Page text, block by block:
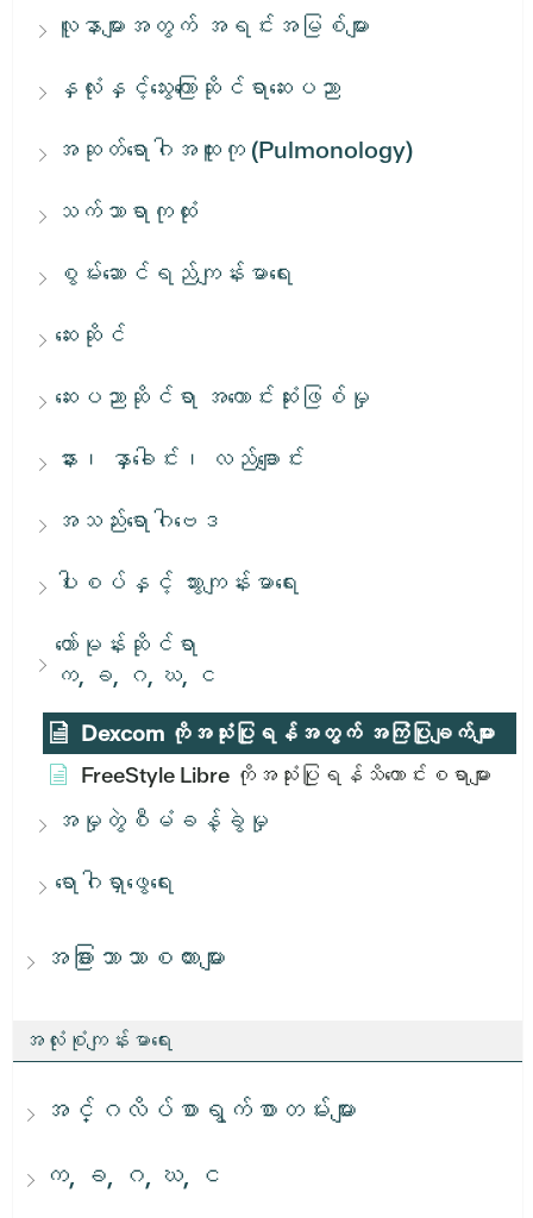
လူနာများအတွက် အရင်းအမြစ်များ
နှလုံးနှင့်သွေးကြောဆိုင်ရာဆေးပညာ
အဆုတ်ရောဂါအထူးကု (Pulmonology)
သက်သာရာကုထုံး
စွမ်းဆောင်ရည်ကျန်းမာရေး
ဆေးဆိုင်
ဆေးပညာဆိုင်ရာ အကောင်းဆုံးဖြစ်မှု
နား၊ နှာခေါင်း၊ လည်ချောင်း
အသည်းရောဂါဗေဒ
ပါးစပ်နှင့် သွားကျန်းမာရေး
ဟော်မုန်းဆိုင်ရာ
က, ခ, ဂ, ဃ, င
Dexcom ကိုအသုံးပြုရန်အတွက် အကြံပြုချက်များ
FreeStyle Libre ကိုအသုံးပြုရန်သိကောင်းစရာများ
အမှုတွဲစီမံခန့်ခွဲမှု
ရောဂါရှာဖွေရေး
အခြားဘာသာစကားများ
အလုံးစုံကျန်းမာရေး
အင်္ဂလိပ်စာရွက်စာတမ်းများ
က, ခ, ဂ, ဃ, င